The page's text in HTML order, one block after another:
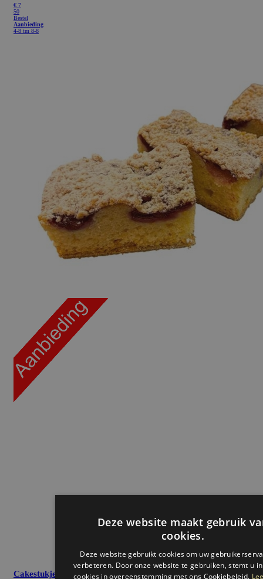
€ 7
50
Bestel
Aanbieding
4-8 tm 8-8
Cakestukje 3 + 1 gratis